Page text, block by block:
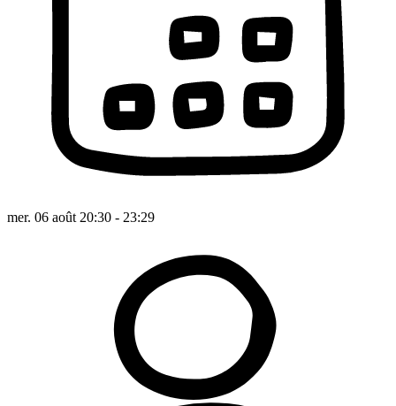
mer. 06 août 20:30 - 23:29